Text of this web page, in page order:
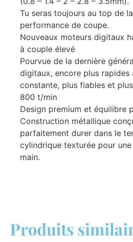
Tu seras toujours au top de
performance de coupe.
Nouveaux moteurs digitaux
à couple élevé
Pourvue de la dernière
digitaux, encore plus rapides
constante, plus fiables et
800 t/min
Design premium et équilibre
Construction métallique
parfaitement durer dans le
cylindrique texturée pour
main.
Produits